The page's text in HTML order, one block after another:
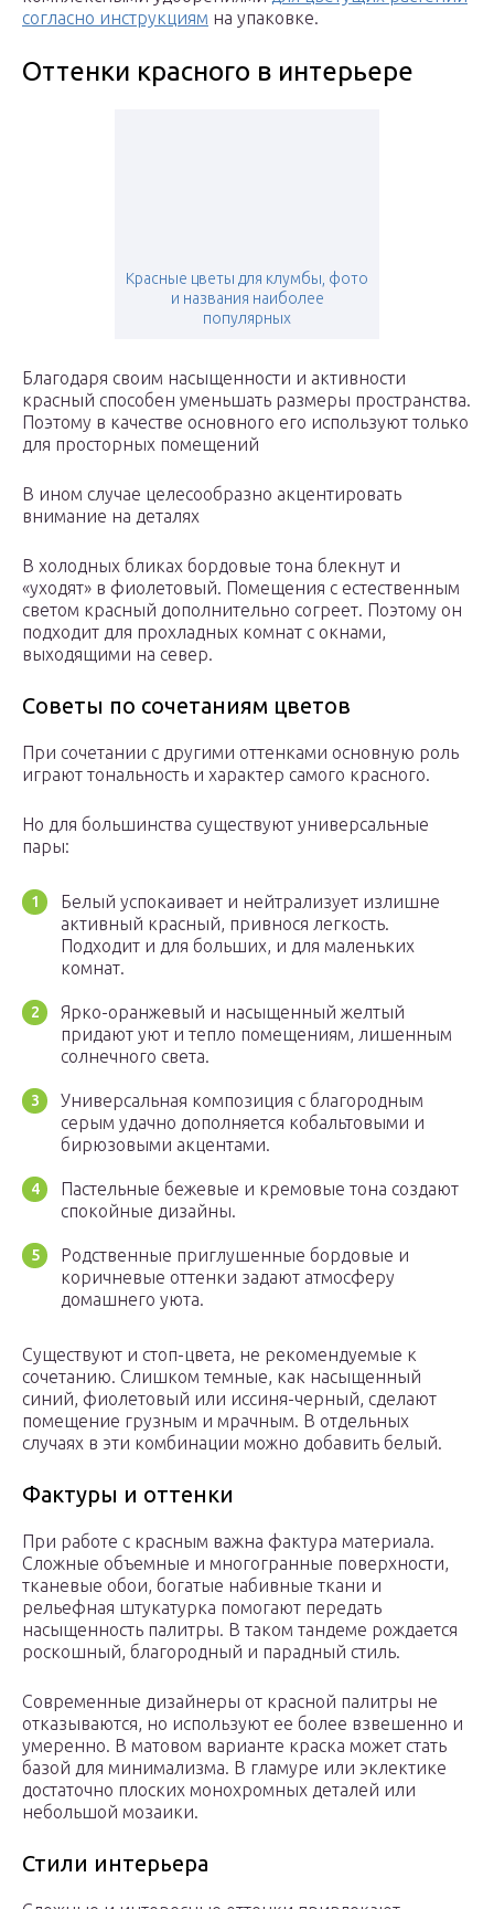
согласно инструкциям на упаковке.
Оттенки красного в интерьере
Красные цветы для клумбы, фото
и названия наиболее
популярных
Благодаря своим насыщенности и активности
красный способен уменьшать размеры пространства.
Поэтому в качестве основного его используют только
для просторных помещений
В ином случае целесообразно акцентировать
внимание на деталях
В холодных бликах бордовые тона блекнут и
«уходят» в фиолетовый. Помещения с естественным
светом красный дополнительно согреет. Поэтому он
подходит для прохладных комнат с окнами,
выходящими на север.
Советы по сочетаниям цветов
При сочетании с другими оттенками основную роль
играют тональность и характер самого красного.
Но для большинства существуют универсальные
пары:
Белый успокаивает и нейтрализует излишне
активный красный, привнося легкость.
Подходит и для больших, и для маленьких
комнат.
Ярко-оранжевый и насыщенный желтый
придают уют и тепло помещениям, лишенным
солнечного света.
Универсальная композиция с благородным
серым удачно дополняется кобальтовыми и
бирюзовыми акцентами.
Пастельные бежевые и кремовые тона создают
спокойные дизайны.
Родственные приглушенные бордовые и
коричневые оттенки задают атмосферу
домашнего уюта.
Существуют и стоп-цвета, не рекомендуемые к
сочетанию. Слишком темные, как насыщенный
синий, фиолетовый или иссиня-черный, сделают
помещение грузным и мрачным. В отдельных
случаях в эти комбинации можно добавить белый.
Фактуры и оттенки
При работе с красным важна фактура материала.
Сложные объемные и многогранные поверхности,
тканевые обои, богатые набивные ткани и
рельефная штукатурка помогают передать
насыщенность палитры. В таком тандеме рождается
роскошный, благородный и парадный стиль.
Современные дизайнеры от красной палитры не
отказываются, но используют ее более взвешенно и
умеренно. В матовом варианте краска может стать
базой для минимализма. В гламуре или эклектике
достаточно плоских монохромных деталей или
небольшой мозаики.
Стили интерьера